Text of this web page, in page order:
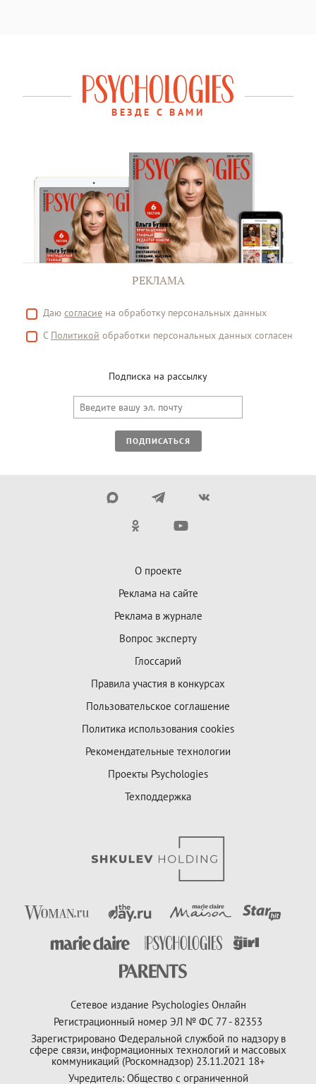
ВЕЗДЕ С ВАМИ
РЕКЛАМА
Даю согласие на обработку персональных данных
С Политикой обработки персональных данных согласен
Подписка на рассылку
ПОДПИСАТЬСЯ
О проекте
Реклама на сайте
Реклама в журнале
Вопрос эксперту
Глоссарий
Правила участия в конкурсах
Пользовательское соглашение
Политика использования cookies
Рекомендательные технологии
Проекты Psychologies
Техподдержка
Сетевое издание Psychologies Онлайн
Регистрационный номер ЭЛ № ФС 77 - 82353
Зарегистрировано Федеральной службой по надзору в
сфере связи, информационных технологий и массовых
коммуникаций (Роскомнадзор) 23.11.2021 18+
Учредитель: Общество с ограниченной